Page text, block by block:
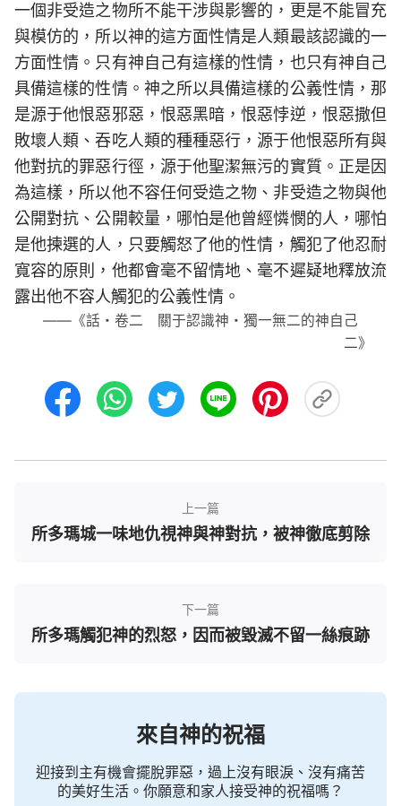
一個非受造之物所不能干涉與影響的，更是不能冒充
與模仿的，所以神的這方面性情是人類最該認識的一
方面性情。只有神自己有這樣的性情，也只有神自己
具備這樣的性情。神之所以具備這樣的公義性情，那
是源于他恨惡邪惡，恨惡黑暗，恨惡悖逆，恨惡撒但
敗壞人類、吞吃人類的種種惡行，源于他恨惡所有與
他對抗的罪惡行徑，源于他聖潔無污的實質。正是因
為這樣，所以他不容任何受造之物、非受造之物與他
公開對抗、公開較量，哪怕是他曾經憐憫的人，哪怕
是他揀選的人，只要觸怒了他的性情，觸犯了他忍耐
寬容的原則，他都會毫不留情地、毫不遲疑地釋放流
露出他不容人觸犯的公義性情。
——《話・卷二 關于認識神・獨一無二的神自己
二》
上一篇
所多瑪城一味地仇視神與神對抗，被神徹底剪除
下一篇
所多瑪觸犯神的烈怒，因而被毀滅不留一絲痕跡
來自神的祝福
迎接到主有機會擺脫罪惡，過上沒有眼淚、沒有痛苦
的美好生活。你願意和家人接受神的祝福嗎？